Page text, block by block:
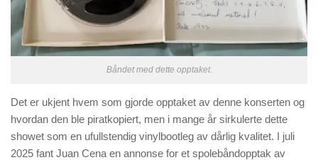
Båndet med dette opptaket.
Det er ukjent hvem som gjorde opptaket av denne konserten og
hvordan den ble piratkopiert, men i mange år sirkulerte dette
showet som en ufullstendig vinylbootleg av dårlig kvalitet. I juli
2025 fant Juan Cena en annonse for et spolebåndopptak av